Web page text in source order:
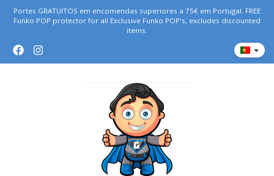
Portes GRATUITOS em encomendas superiores a 75€ em Portugal. FREE
Funko POP protector for all Exclusive Funko POP's, excludes discounted
items.